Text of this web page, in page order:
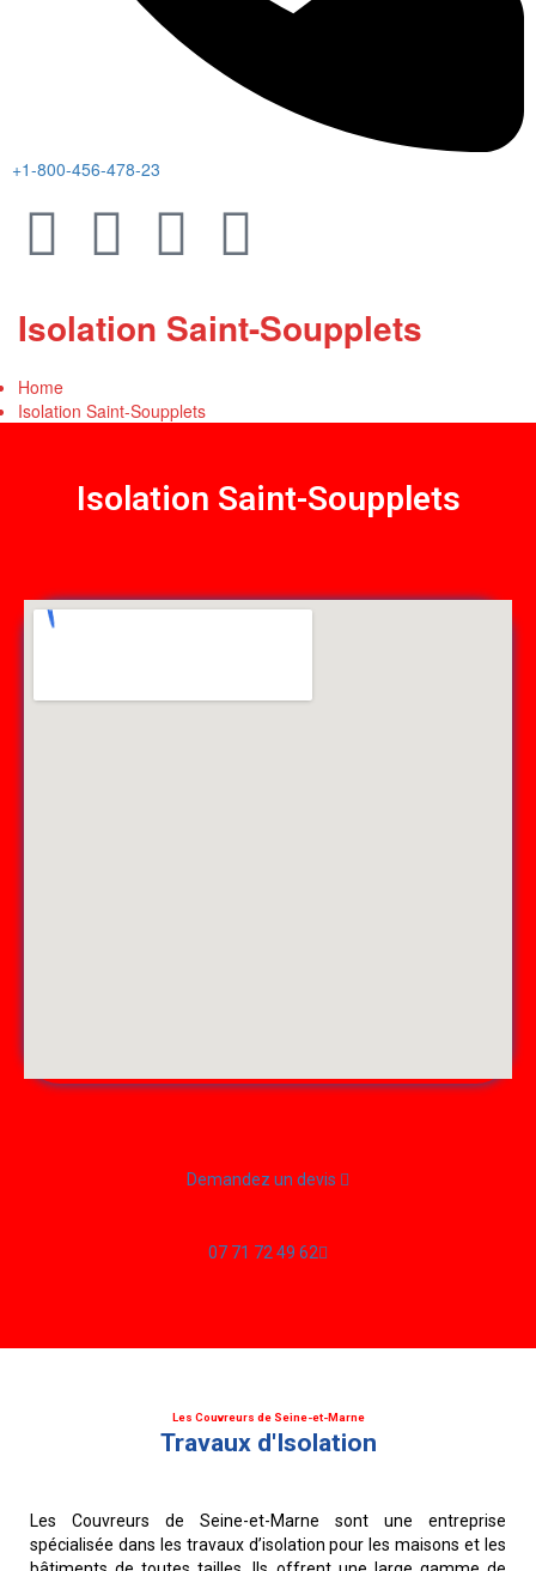
+1-800-456-478-23
Isolation Saint-Soupplets
Home
Isolation Saint-Soupplets
Isolation Saint-Soupplets
Demandez un devis
07 71 72 49 62
Les Couvreurs de Seine-et-Marne
Travaux d'Isolation
Les Couvreurs de Seine-et-Marne sont une entreprise
spécialisée dans les travaux d’isolation pour les maisons et les